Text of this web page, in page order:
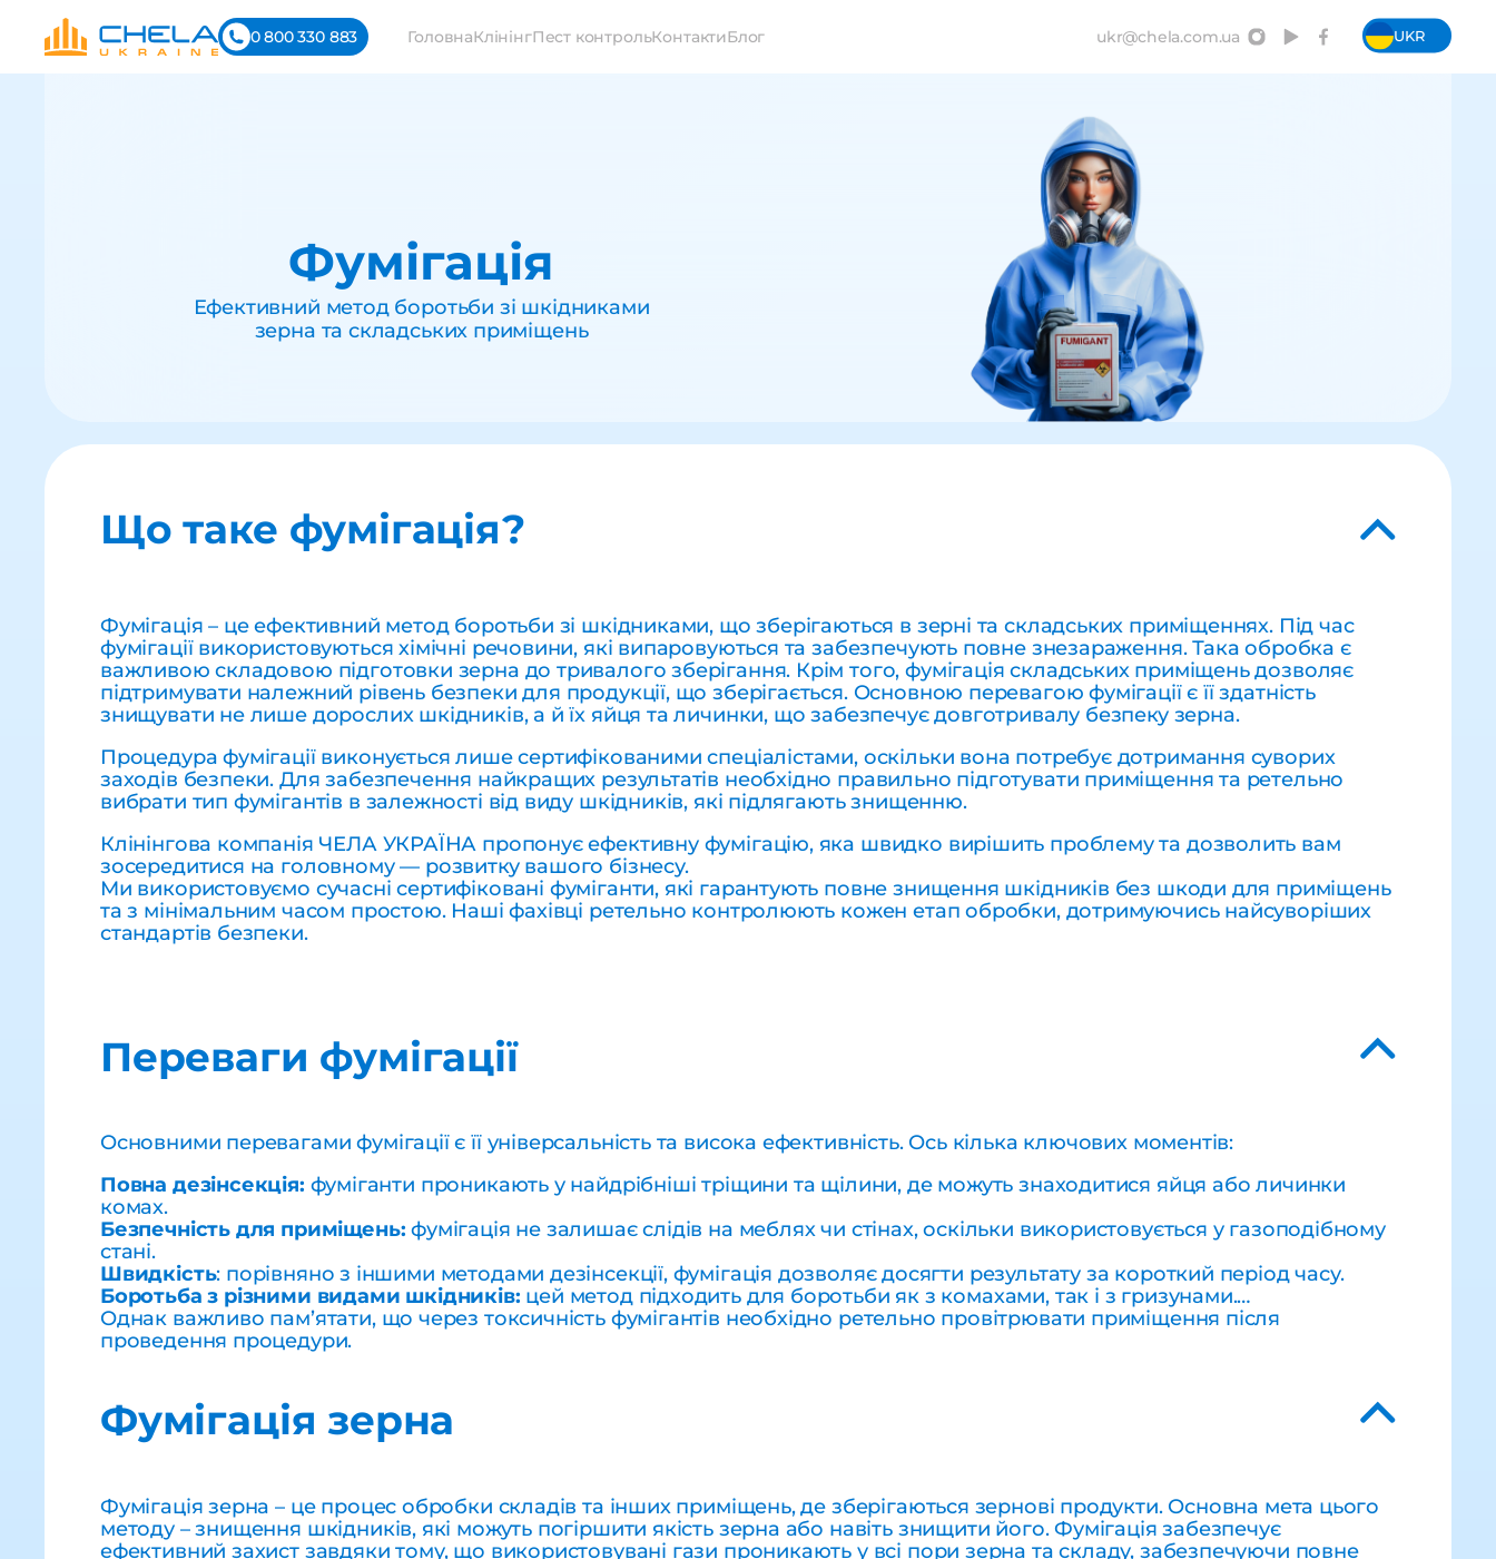
0 800 330 883 ГоловнаКлінінгПест контрольКонтактиБлог ukr@chela.com.ua UKR
Фумігація
Ефективний метод боротьби зі шкідниками
зерна та складських приміщень
Що таке фумігація?
Фумігація – це ефективний метод боротьби зі шкідниками, що зберігаються в зерні та складських приміщеннях. Під час
фумігації використовуються хімічні речовини, які випаровуються та забезпечують повне знезараження. Така обробка є
важливою складовою підготовки зерна до тривалого зберігання. Крім того, фумігація складських приміщень дозволяє
підтримувати належний рівень безпеки для продукції, що зберігається. Основною перевагою фумігації є її здатність
знищувати не лише дорослих шкідників, а й їх яйця та личинки, що забезпечує довготривалу безпеку зерна.
Процедура фумігації виконується лише сертифікованими спеціалістами, оскільки вона потребує дотримання суворих
заходів безпеки. Для забезпечення найкращих результатів необхідно правильно підготувати приміщення та ретельно
вибрати тип фумігантів в залежності від виду шкідників, які підлягають знищенню.
Клінінгова компанія ЧЕЛА УКРАЇНА пропонує ефективну фумігацію, яка швидко вирішить проблему та дозволить вам
зосередитися на головному — розвитку вашого бізнесу.
Ми використовуємо сучасні сертифіковані фуміганти, які гарантують повне знищення шкідників без шкоди для приміщень
та з мінімальним часом простою. Наші фахівці ретельно контролюють кожен етап обробки, дотримуючись найсуворіших
стандартів безпеки.
Переваги фумігації
Основними перевагами фумігації є її універсальність та висока ефективність. Ось кілька ключових моментів:
Повна дезінсекція: фуміганти проникають у найдрібніші тріщини та щілини, де можуть знаходитися яйця або личинки
комах.
Безпечність для приміщень: фумігація не залишає слідів на меблях чи стінах, оскільки використовується у газоподібному
стані.
Швидкість: порівняно з іншими методами дезінсекції, фумігація дозволяє досягти результату за короткий період часу.
Боротьба з різними видами шкідників: цей метод підходить для боротьби як з комахами, так і з гризунами.
Однак важливо пам’ятати, що через токсичність фумігантів необхідно ретельно провітрювати приміщення після
проведення процедури.
Фумігація зерна
Фумігація зерна – це процес обробки складів та інших приміщень, де зберігаються зернові продукти. Основна мета цього
методу – знищення шкідників, які можуть погіршити якість зерна або навіть знищити його. Фумігація забезпечує
ефективний захист завдяки тому, що використовувані гази проникають у всі пори зерна та складу, забезпечуючи повне